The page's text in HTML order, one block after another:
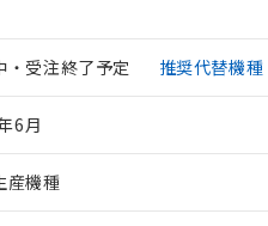
・受注終了予定 推奨代替機種
6月
産機種